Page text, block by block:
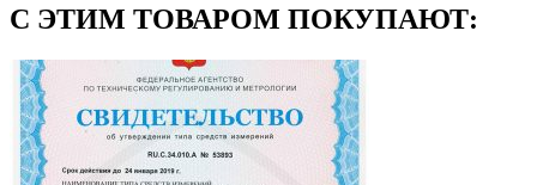
С ЭТИМ ТОВАРОМ ПОКУПАЮТ: